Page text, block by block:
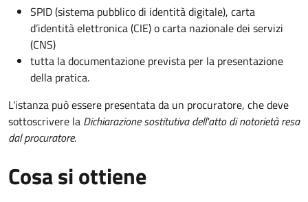
SPID (sistema pubblico di identità digitale), carta
d’identità elettronica (CIE) o carta nazionale dei servizi
(CNS)
tutta la documentazione prevista per la presentazione
della pratica.
L'istanza può essere presentata da un procuratore, che deve
sottoscrivere la Dichiarazione sostitutiva dell'atto di notorietà resa
dal procuratore.
Cosa si ottiene